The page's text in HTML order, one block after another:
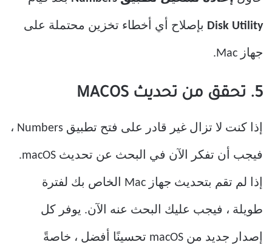
Disk Utility بإصلاح أي أخطاء تخزين محتملة على
جهاز Mac.
5. تحقق من تحديث MACOS
إذا كنت لا تزال غير قادر على فتح تطبيق Numbers ،
فيجب أن تفكر الآن في البحث عن تحديث macOS.
إذا لم تقم بتحديث جهاز Mac الخاص بك لفترة
طويلة ، فيجب عليك البحث عنه الآن. يوفر كل
إصدار جديد من macOS تحسينًا أفضل ، خاصةً